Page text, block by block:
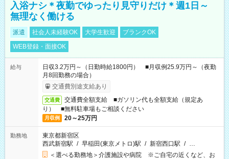
入浴ナシ＊夜勤でゆったり見守りだけ＊週1日～
無理なく働ける
派遣 社会人未経験OK 大学生歓迎
ブランクOK
WEB登録・面接OK
給与
日収3.2万円～（日勤時給1800円） ■月収例25.9万円～（夜勤
月8回勤務の場合）
交通費別途支給あり
交通費
交通費全額支給 ■ガソリン代も全額支給（規定あ
り） ■無料駐車場もご相談ください
月収例 20～25万円
勤務地
東京都新宿区
西武新宿駅 / 早稲田(東京メトロ)駅 / 新宿西口駅 / …
＜選べる勤務地＞介護施設や病院 ※ご自宅の近くなど、お